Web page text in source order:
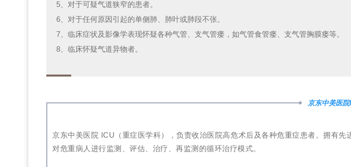
5、对于可疑气道狭窄的患者。
6、对于任何原因引起的单侧肺、肺叶或肺段不张。
7、临床症状及影像学表现怀疑各种气管、支气管瘘，如气管食管瘘、支气管胸膜瘘等。
8、临床怀疑气道异物者。
京东中美医院
京东中美医院 ICU （重症医学科），负责收治医院高危术后及各种危重症患者。拥有先
对危重病人进行监测、评估、治疗、再监测的循环治疗模式。